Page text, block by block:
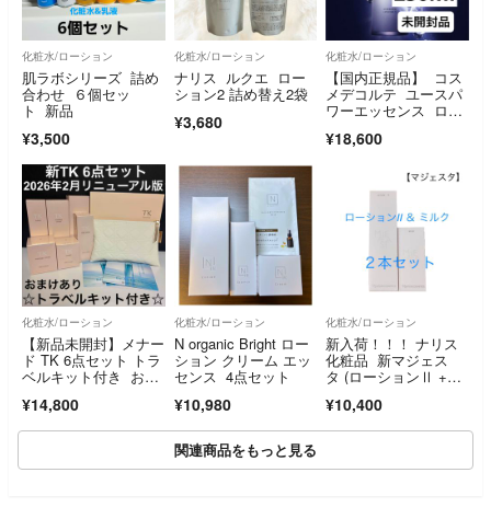
化粧水/ローション
肌ラボシリーズ 詰め
合わせ ６個セッ
ト 新品
¥3,500
化粧水/ローション
ナリス ルクエ ロー
ション2 詰め替え2袋
¥3,680
化粧水/ローション
【国内正規品】 コス
メデコルテ ユースパ
ワーエッセンス ロー
¥18,600
化粧水/ローション
【新品未開封】メナー
ド TK 6点セット トラ
ベルキット付き おま
ル 新発売
¥14,800
化粧水/ローション
N organic Bright ロー
ション クリーム エッ
センス 4点セット
¥10,980
化粧水/ローション
新入荷！！！ ナリス
化粧品 新マジェス
タ (ローションⅡ +ミ
¥10,400
関連商品をもっと見る